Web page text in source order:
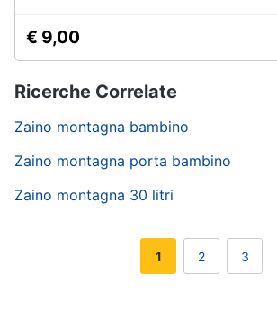
€ 9,00
Ricerche Correlate
Zaino montagna bambino
Zaino montagna porta bambino
Zaino montagna 30 litri
1 2 3